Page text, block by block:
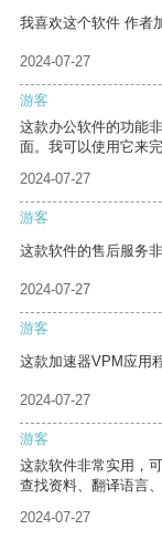
我喜欢这个软件 作者
2024-07-27
游客
这款办公软件的功能
面。我可以使用它来
2024-07-27
游客
这款软件的售后服务
2024-07-27
游客
这款加速器VPM应用
2024-07-27
游客
这款软件非常实用，
查找资料、翻译语言
2024-07-27